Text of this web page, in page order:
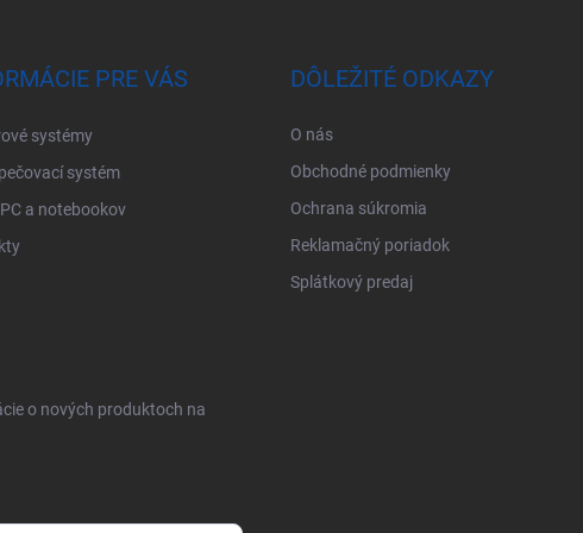
PRE VÁS
systémy
systém
a notebookov
DÔLEŽITÉ ODKAZY
O nás
Obchodné podmienky
Ochrana súkromia
Reklamačný poriadok
Splátkový predaj
o nových produktoch na